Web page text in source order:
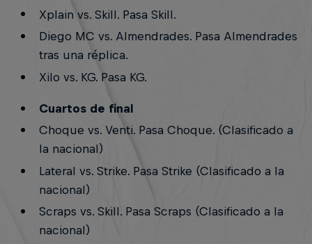
Xplain vs. Skill. Pasa Skill.
Diego MC vs. Almendrades. Pasa Almendrades
tras una réplica.
Xilo vs. KG. Pasa KG.
Cuartos de final
Choque vs. Venti. Pasa Choque. (Clasificado a
la nacional)
Lateral vs. Strike. Pasa Strike (Clasificado a la
nacional)
Scraps vs. Skill. Pasa Scraps (Clasificado a la
nacional)